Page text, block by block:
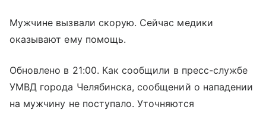
Мужчине вызвали скорую. Сейчас медики
оказывают ему помощь.
Обновлено в 21:00. Как сообщили в пресс-службе
УМВД города Челябинска, сообщений о нападении
на мужчину не поступало. Уточняются